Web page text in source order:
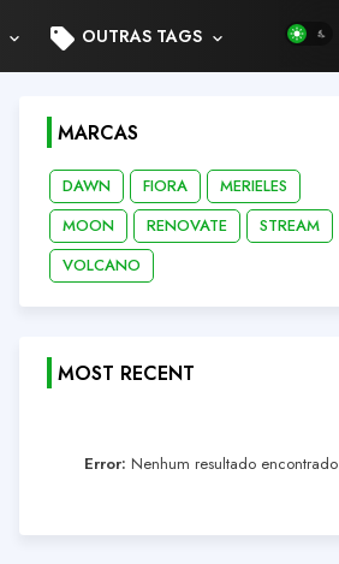
sell OUTRAS TAGS
MARCAS
DAWN FIORA
MERIELES
MOON
RENOVATE
STREAM
VOLCANO
MOST RECENT
Error: Nenhum resultado encontrado